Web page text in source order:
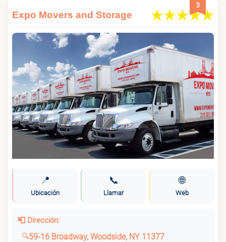
3
Expo Movers and Storage
📍
Ubicación
📞
Llamar
🌐
Web
📮 Dirección:
59-16 Broadway, Woodside, NY 11377